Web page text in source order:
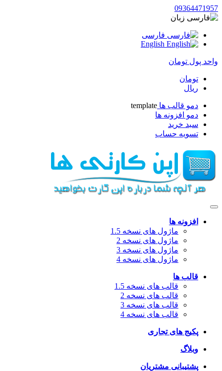
زبان
فارسی
English
پول تومان
تومان
ریال
دمو قالب ها template
دمو افزونه ها
سبد خرید
تسویه حساب
افزونه ها
ماژول های نسخه 1.5
ماژول های نسخه 2
ماژول های نسخه 3
ماژول های نسخه 4
قالب ها
قالب های نسخه 1.5
قالب های نسخه 2
قالب های نسخه 3
قالب های نسخه 4
پکیج های تجاری
وبلاگ
پشتیبانی مشتریان